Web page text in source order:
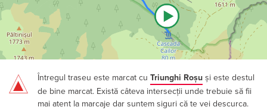
Întregul traseu este marcat cu Triunghi Roșu și este destul
de bine marcat. Există câteva intersecții unde trebuie să fii
mai atent la marcaje dar suntem siguri că te vei descurca.